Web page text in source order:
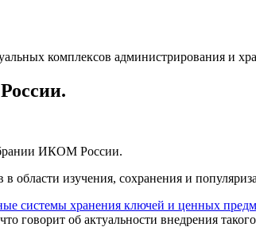
ИКОМ России.
изучения, сохранения и
системы хранения ключей и ценных
говорит об актуальности внедрения